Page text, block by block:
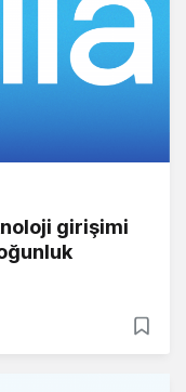
girişimi